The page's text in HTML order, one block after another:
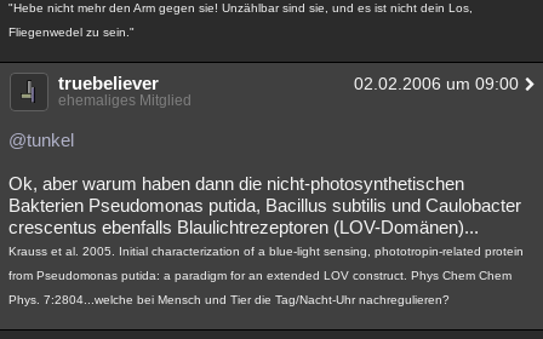
"Hebe nicht mehr den Arm gegen sie! Unzählbar sind sie, und es ist nicht dein Los,
Fliegenwedel zu sein."
truebeliever 02.02.2006 um 09:00
ehemaliges Mitglied
@tunkel
Ok, aber warum haben dann die nicht-photosynthetischen
Bakterien Pseudomonas putida, Bacillus subtilis und Caulobacter
crescentus ebenfalls Blaulichtrezeptoren (LOV-Domänen)...
Krauss et al. 2005. Initial characterization of a blue-light sensing, phototropin-related protein
from Pseudomonas putida: a paradigm for an extended LOV construct. Phys Chem Chem
Phys. 7:2804...welche bei Mensch und Tier die Tag/Nacht-Uhr nachregulieren?